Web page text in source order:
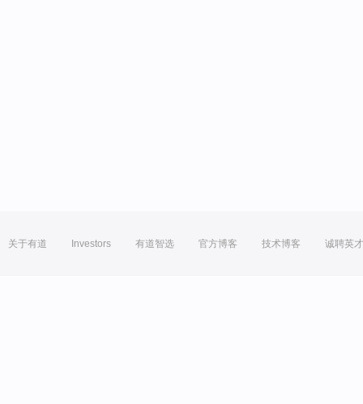
关于有道 Investors 有道智选 官方博客 技术博客 诚聘英才